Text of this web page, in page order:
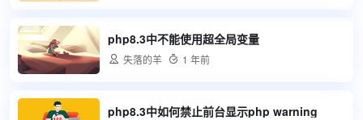
php8.3中不能使用超全局变量
 失落的羊  1 年前
php8.3中如何禁止前台显示php warning